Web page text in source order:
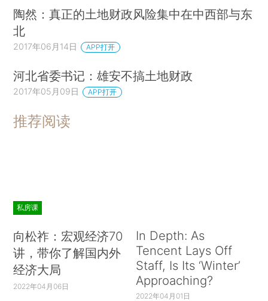
陶然：真正的土地财政风险集中在中西部与东
北
2017年06月14日 APP打开
河北省委书记：雄安不搞土地财政
2017年05月09日 APP打开
推荐阅读
私房课
向松祚：宏观经济70
讲，带你了解国内外
经济大局
2022年04月06日
In Depth: As
Tencent Lays Off
Staff, Is Its ‘Winter’
Approaching?
2022年04月01日